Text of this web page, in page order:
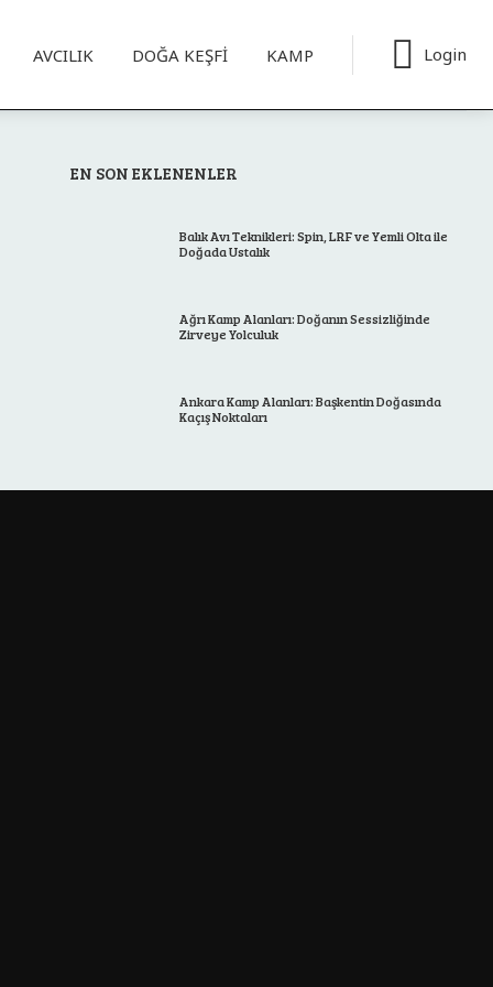
AVCILIK DOĞA KEŞFİ KAMP Login
EN SON EKLENENLER
Balık Avı Teknikleri: Spin, LRF ve Yemli Olta ile
Doğada Ustalık
Ağrı Kamp Alanları: Doğanın Sessizliğinde
Zirveye Yolculuk
Ankara Kamp Alanları: Başkentin Doğasında
Kaçış Noktaları